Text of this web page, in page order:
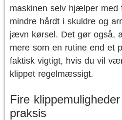
maskinen selv hjælper med
mindre hårdt i skuldre og
jævn kørsel. Det gør også,
mere som en rutine end et
faktisk vigtigt, hvis du vil
klippet regelmæssigt.
Fire
praksis